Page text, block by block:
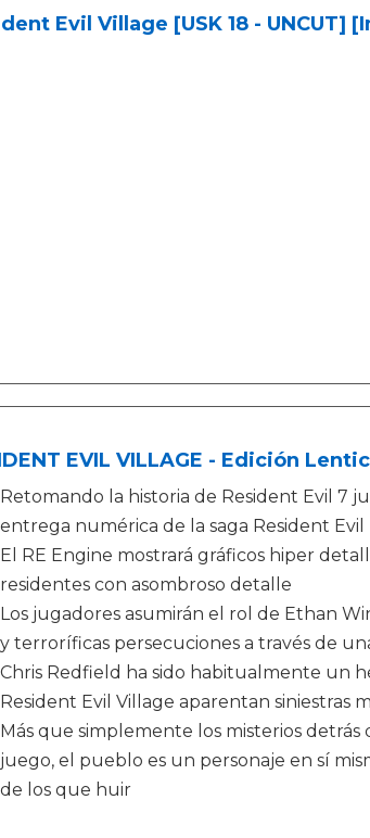
Evil Village [USK 18 - UNCUT]
EVIL VILLAGE - Edición
Retomando la historia de Resident Evil 7
entrega numérica de la saga Resident Evil
El RE Engine mostrará gráficos hiper
residentes con asombroso detalle
Los jugadores asumirán el rol de Ethan
y terroríficas persecuciones a través de
Chris Redfield ha sido habitualmente un
Resident Evil Village aparentan siniestras
Más que simplemente los misterios
juego, el pueblo es un personaje en sí
de los que huir